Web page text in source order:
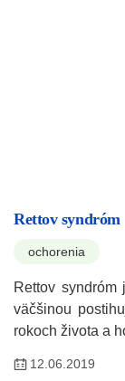
Rettov syndróm
ochorenia
Rettov syndróm
väčšinou
rokoch života a
12.06.2019